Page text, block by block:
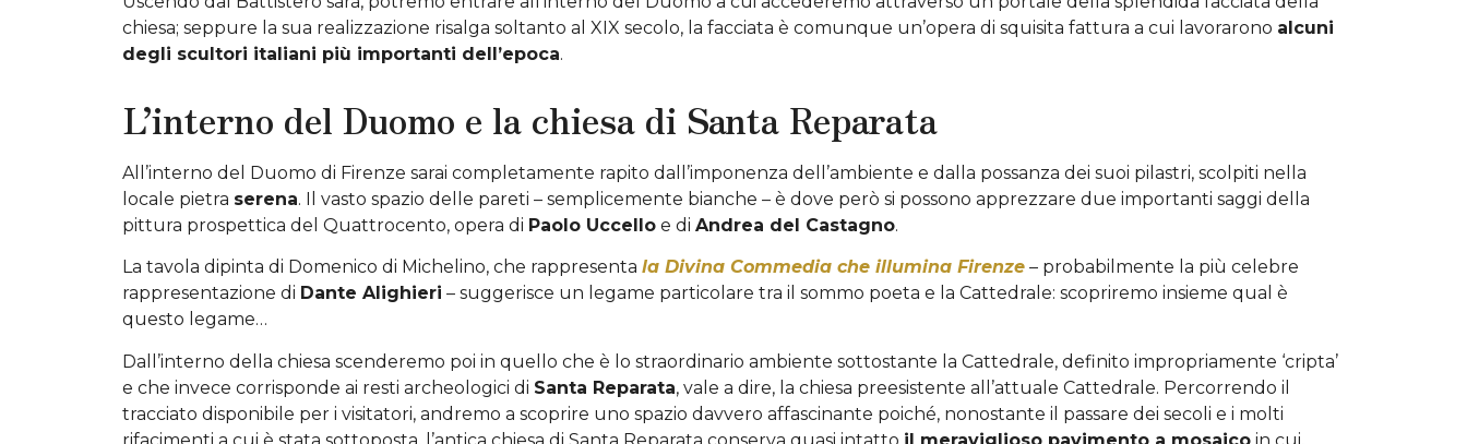
chiesa; seppure la sua realizzazione risalga soltanto al XIX secolo, la facciata è comunque un’opera di squisita fattura a cui lavorarono alcuni
degli scultori italiani più importanti dell’epoca.
L’interno del Duomo e la chiesa di Santa Reparata
All’interno del Duomo di Firenze sarai completamente rapito dall’imponenza dell’ambiente e dalla possanza dei suoi pilastri, scolpiti nella
locale pietra serena. Il vasto spazio delle pareti – semplicemente bianche – è dove però si possono apprezzare due importanti saggi della
pittura prospettica del Quattrocento, opera di Paolo Uccello e di Andrea del Castagno.
La tavola dipinta di Domenico di Michelino, che rappresenta la Divina Commedia che illumina Firenze – probabilmente la più celebre
rappresentazione di Dante Alighieri – suggerisce un legame particolare tra il sommo poeta e la Cattedrale: scopriremo insieme qual è
questo legame…
Dall’interno della chiesa scenderemo poi in quello che è lo straordinario ambiente sottostante la Cattedrale, definito impropriamente ‘cripta’
e che invece corrisponde ai resti archeologici di Santa Reparata, vale a dire, la chiesa preesistente all’attuale Cattedrale. Percorrendo il
tracciato disponibile per i visitatori, andremo a scoprire uno spazio davvero affascinante poiché, nonostante il passare dei secoli e i molti
rifacimenti a cui è stata sottoposta, l’antica chiesa di Santa Reparata conserva quasi intatto il meraviglioso pavimento a mosaico in cui,